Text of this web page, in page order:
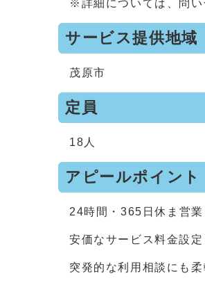
※詳細については、問
サービス提供地域
茂原市
定員
18人
アピールポイント
24時間・365日休ま営業
安価なサービス料金設定
突発的な利用相談にも